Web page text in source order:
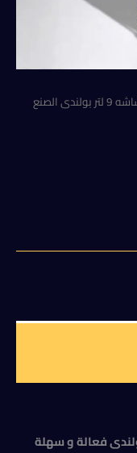
الصنع
بولندى فعالة و سهلة